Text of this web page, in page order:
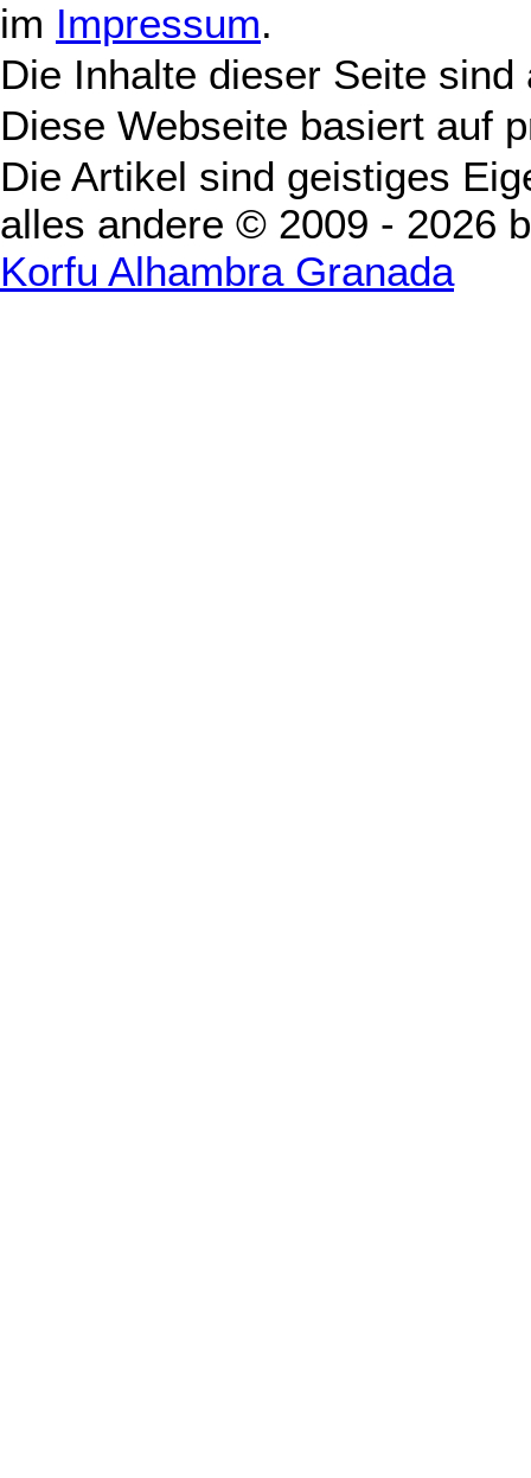
im Impressum.
Die Inhalte dieser Seite
Diese Webseite basiert auf
Die Artikel sind geistiges
alles andere © 2009 - 2026
Korfu Alhambra Granada